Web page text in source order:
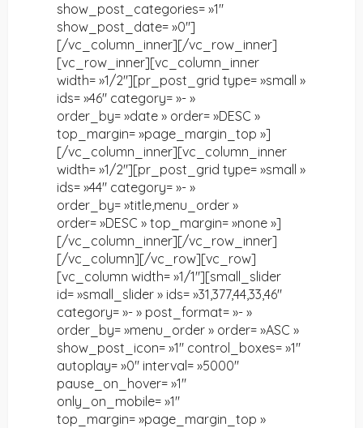
show_post_categories= »1″
show_post_date= »0″]
[/vc_column_inner][/vc_row_inner]
[vc_row_inner][vc_column_inner
width= »1/2″][pr_post_grid type= »small »
ids= »46″ category= »- »
order_by= »date » order= »DESC »
top_margin= »page_margin_top »]
[/vc_column_inner][vc_column_inner
width= »1/2″][pr_post_grid type= »small »
ids= »44″ category= »- »
order_by= »title,menu_order »
order= »DESC » top_margin= »none »]
[/vc_column_inner][/vc_row_inner]
[/vc_column][/vc_row][vc_row]
[vc_column width= »1/1″][small_slider
id= »small_slider » ids= »31,377,44,33,46″
category= »- » post_format= »- »
order_by= »menu_order » order= »ASC »
show_post_icon= »1″ control_boxes= »1″
autoplay= »0″ interval= »5000″
pause_on_hover= »1″
only_on_mobile= »1″
top_margin= »page_margin_top »